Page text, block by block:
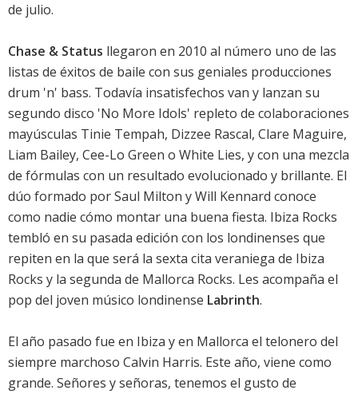
de julio.
Chase & Status llegaron en 2010 al número uno de las
listas de éxitos de baile con sus geniales producciones
drum 'n' bass. Todavía insatisfechos van y lanzan su
segundo disco 'No More Idols' repleto de colaboraciones
mayúsculas Tinie Tempah, Dizzee Rascal, Clare Maguire,
Liam Bailey, Cee-Lo Green o White Lies, y con una mezcla
de fórmulas con un resultado evolucionado y brillante. El
dúo formado por Saul Milton y Will Kennard conoce
como nadie cómo montar una buena fiesta. Ibiza Rocks
tembló en su pasada edición con los londinenses que
repiten en la que será la sexta cita veraniega de Ibiza
Rocks y la segunda de Mallorca Rocks. Les acompaña el
pop del joven músico londinense Labrinth.
El año pasado fue en Ibiza y en Mallorca el telonero del
siempre marchoso Calvin Harris. Este año, viene como
grande. Señores y señoras, tenemos el gusto de